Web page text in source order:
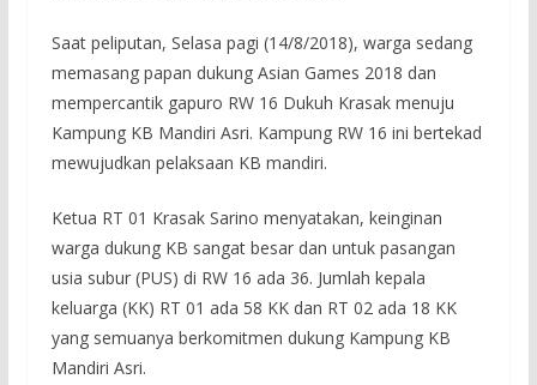
Saat peliputan, Selasa pagi (14/8/2018), warga sedang
memasang papan dukung Asian Games 2018 dan
mempercantik gapuro RW 16 Dukuh Krasak menuju
Kampung KB Mandiri Asri. Kampung RW 16 ini bertekad
mewujudkan pelaksaan KB mandiri.
Ketua RT 01 Krasak Sarino menyatakan, keinginan
warga dukung KB sangat besar dan untuk pasangan
usia subur (PUS) di RW 16 ada 36. Jumlah kepala
keluarga (KK) RT 01 ada 58 KK dan RT 02 ada 18 KK
yang semuanya berkomitmen dukung Kampung KB
Mandiri Asri.